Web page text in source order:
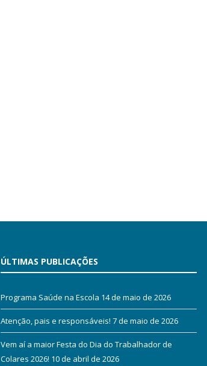
ÚLTIMAS PUBLICAÇÕES
Programa Saúde na Escola 14 de maio de 2026
Atenção, pais e responsáveis! 7 de maio de 2026
Vem aí a maior Festa do Dia do Trabalhador de
Colares 2026! 10 de abril de 2026